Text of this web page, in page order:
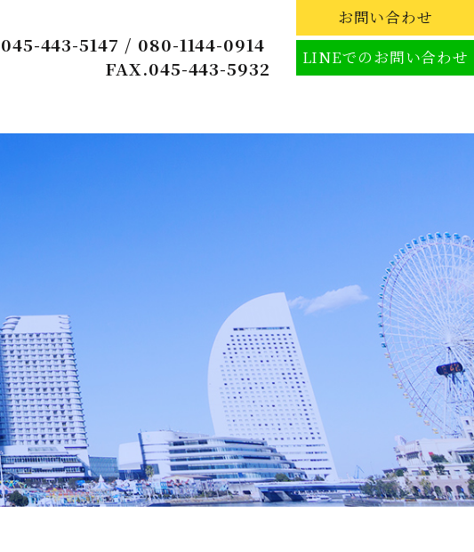
お問い合わせ
LINEでのお問い合わせ
045-443-5147 / 080-1144-0914
FAX.045-443-5932